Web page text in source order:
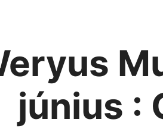
június :